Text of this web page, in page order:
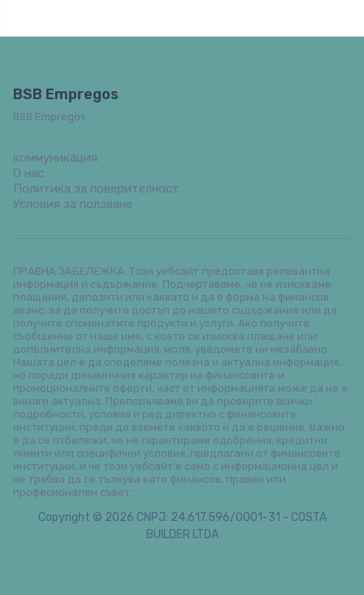
BSB Empregos
BSB Empregos
коммуникация
О нас
Политика за поверителност
Условия за ползване
ПРАВНА ЗАБЕЛЕЖКА: Този уебсайт предоставя релевантна
информация и съдържание. Подчертаваме, че не изискваме
плащания, депозити или каквато и да е форма на финансов
аванс, за да получите достъп до нашето съдържание или да
получите споменатите продукти и услуги. Ако получите
съобщение от наше име, с което се изисква плащане или
допълнителна информация, моля, уведомете ни незабавно.
Нашата цел е да споделяме полезна и актуална информация,
но поради динамичния характер на финансовите и
промоционалните оферти, част от информацията може да не е
винаги актуална. Препоръчваме ви да проверите всички
подробности, условия и ред директно с финансовите
институции, преди да вземете каквото и да е решение. Важно
е да се отбележи, че не гарантираме одобрения, кредитни
лимити или специфични условия, предлагани от финансовите
институции, и че този уебсайт е само с информационна цел и
не трябва да се тълкува като финансов, правен или
професионален съвет.
Copyright © 2026 CNPJ: 24.617.596/0001-31 - COSTA
BUILDER LTDA